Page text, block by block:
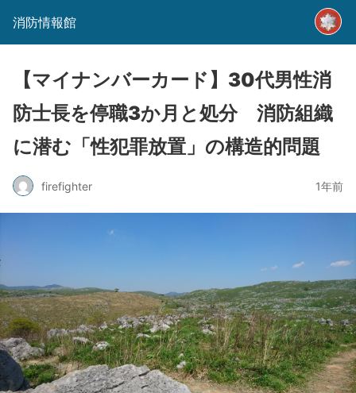
消防情報館
【マイナンバーカード】30代男性消
防士長を停職3か月と処分 消防組織
に潜む「性犯罪放置」の構造的問題
firefighter 1年前